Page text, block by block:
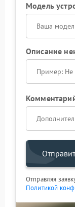
Модель
Описание
Отправляя
Политикой